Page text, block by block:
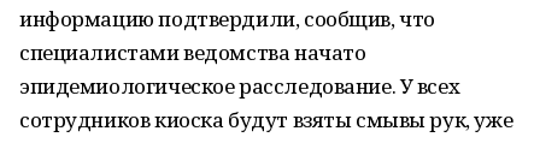
информацию подтвердили, сообщив, что
специалистами ведомства начато
эпидемиологическое расследование. У всех
сотрудников киоска будут взяты смывы рук, уже